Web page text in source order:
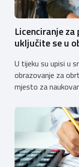
Licenciranje
uključite se u
U tijeku su upisi u
obrazovanje za
mjesto za
koji još nemaju
licenciranja kako
kvalitetno i sigurno
istodobno ulagali